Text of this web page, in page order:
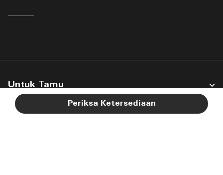
Periksa Ketersediaan
Untuk Tamu